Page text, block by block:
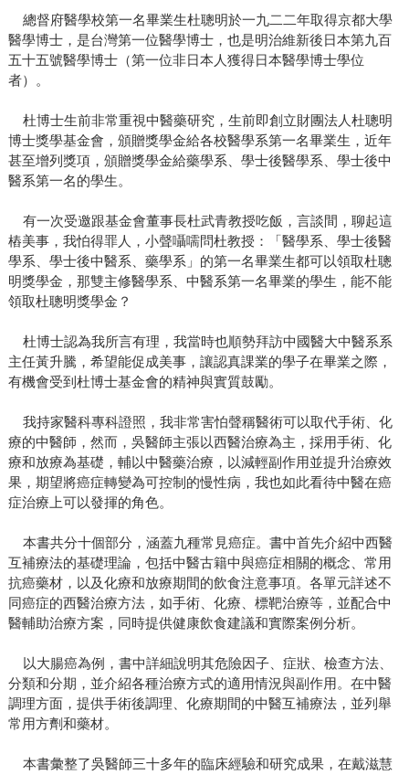
總督府醫學校第一名畢業生杜聰明於一九二二年取得京都大學
醫學博士，是台灣第一位醫學博士，也是明治維新後日本第九百
五十五號醫學博士（第一位非日本人獲得日本醫學博士學位
者）。
杜博士生前非常重視中醫藥研究，生前即創立財團法人杜聰明
博士獎學基金會，頒贈獎學金給各校醫學系第一名畢業生，近年
甚至增列獎項，頒贈獎學金給藥學系、學士後醫學系、學士後中
醫系第一名的學生。
有一次受邀跟基金會董事長杜武青教授吃飯，言談間，聊起這
樁美事，我怕得罪人，小聲囁嚅問杜教授：「醫學系、學士後醫
學系、學士後中醫系、藥學系」的第一名畢業生都可以領取杜聰
明獎學金，那雙主修醫學系、中醫系第一名畢業的學生，能不能
領取杜聰明獎學金？
杜博士認為我所言有理，我當時也順勢拜訪中國醫大中醫系系
主任黃升騰，希望能促成美事，讓認真課業的學子在畢業之際，
有機會受到杜博士基金會的精神與實質鼓勵。
我持家醫科專科證照，我非常害怕聲稱醫術可以取代手術、化
療的中醫師，然而，吳醫師主張以西醫治療為主，採用手術、化
療和放療為基礎，輔以中醫藥治療，以減輕副作用並提升治療效
果，期望將癌症轉變為可控制的慢性病，我也如此看待中醫在癌
症治療上可以發揮的角色。
本書共分十個部分，涵蓋九種常見癌症。書中首先介紹中西醫
互補療法的基礎理論，包括中醫古籍中與癌症相關的概念、常用
抗癌藥材，以及化療和放療期間的飲食注意事項。各單元詳述不
同癌症的西醫治療方法，如手術、化療、標靶治療等，並配合中
醫輔助治療方案，同時提供健康飲食建議和實際案例分析。
以大腸癌為例，書中詳細說明其危險因子、症狀、檢查方法、
分類和分期，並介紹各種治療方式的適用情況與副作用。在中醫
調理方面，提供手術後調理、化療期間的中醫互補療法，並列舉
常用方劑和藥材。
本書彙整了吳醫師三十多年的臨床經驗和研究成果，在戴滋慧